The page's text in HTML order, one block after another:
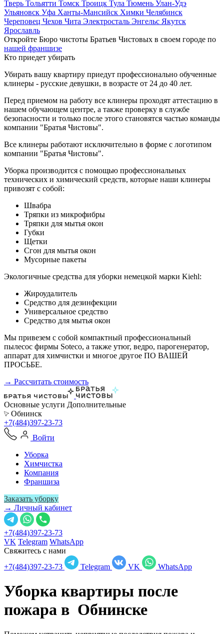
Тверь Тольятти Томск Троицк Тула Тюмень Улан-Удэ
Ульяновск Уфа Ханты-Мансийск Химки Челябинск
Череповец Чехов Чита Электросталь Энгельс Якутск
Ярославль
Откройте Бюро чистоты Братьев Чистовых в своем городе по
нашей франшизе
Кто приедет убирать
Убирать вашу квартиру приедут профессионально обученные
клинеры - русские девушки, в возрасте от 24 до 40 лет.
Перед приемом на работу все клинеры проходят аттестацию в
нашем обучающем центре, а также проверку в службе
безопасности и только после этого становятся частью команды
компании "Братья Чистовы".
Все клинеры работают исключительно в форме с логотипом
компании "Братья Чистовы".
Уборка производится с помощью профессиональных
технических и химический средств, которые наши клинеры
привозят с собой:
Швабра
Тряпки из микрофибры
Тряпки для мытья окон
Губки
Щетки
Сгон для мытья окон
Мусорные пакеты
Экологичные средства для уборки немецкой марки Kiehl:
Жироудалитель
Средство для дезинфекции
Универсальное средство
Средство для мытья окон
Мы привезем с собой компактный профессиональный
пылесос фирмы Soteco, а также утюг, ведро, парогенератор,
аппарат для химчистки и многое другое ПО ВАШЕЙ
ПРОСЬБЕ.
→ Рассчитать стоимость
Основные услуги Дополнительные
Обнинск
+7(484)397-23-73
Войти
Уборка
Химчистка
Компания
Франшиза
Заказать уборку
→ Личный кабинет
+7(484)397-23-73
VK Telegram WhatsApp
Свяжитесь с нами
+7(484)397-23-73
Telegram VK WhatsApp
Уборка квартиры после
пожара в Обнинске